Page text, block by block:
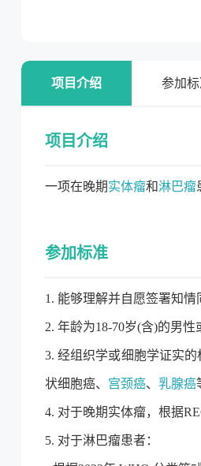
项目介绍 参加
项目介绍
一项在晚期实体瘤和淋巴瘤
参加标准
1. 能够理解并自愿签署知情
2. 年龄为18-70岁(含)的男性
3. 经组织学或细胞学证实
状细胞癌、 宫颈癌、 乳腺癌
4. 对于晚期实体瘤，根据
5. 对于淋巴瘤患者：